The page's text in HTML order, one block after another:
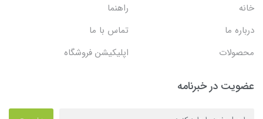
خانه
راهنما
درباره ما
تماس با ما
محصولات
اپلیکیشن فروشگاه
عضویت در خبرنامه